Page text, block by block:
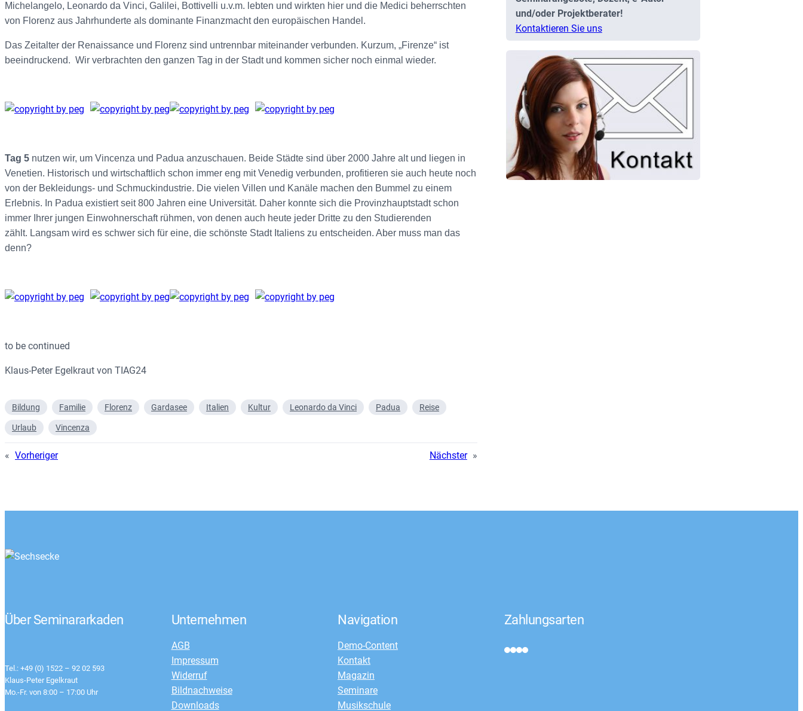
Michelangelo, Leonardo da Vinci, Galilei, Bottivelli u.v.m. lebten und wirkten hier und die Medici beherrschten
von Florenz aus Jahrhunderte als dominante Finanzmacht den europäischen Handel.
Das Zeitalter der Renaissance und Florenz sind untrennbar miteinander verbunden. Kurzum, „Firenze“ ist
beeindruckend. Wir verbrachten den ganzen Tag in der Stadt und kommen sicher noch einmal wieder.
Tag 5 nutzen wir, um Vincenza und Padua anzuschauen. Beide Städte sind über 2000 Jahre alt und liegen in
Venetien. Historisch und wirtschaftlich schon immer eng mit Venedig verbunden, profitieren sie auch heute noch
von der Bekleidungs- und Schmuckindustrie. Die vielen Villen und Kanäle machen den Bummel zu einem
Erlebnis. In Padua existiert seit 800 Jahren eine Universität. Daher konnte sich die Provinzhauptstadt schon
immer Ihrer jungen Einwohnerschaft rühmen, von denen auch heute jeder Dritte zu den Studierenden
zählt. Langsam wird es schwer sich für eine, die schönste Stadt Italiens zu entscheiden. Aber muss man das
denn?
to be continued
Klaus-Peter Egelkraut von TIAG24
Bildung Familie Florenz Gardasee Italien Kultur Leonardo da Vinci Padua Reise
Urlaub Vincenza
« Vorheriger Nächster »
und/oder Projektberater!
Kontaktieren Sie uns
Über Seminararkaden
Tel.: +49 (0) 1522 – 92 02 593
Klaus-Peter Egelkraut
Mo.-Fr. von 8:00 – 17:00 Uhr
Unternehmen
AGB
Impressum
Widerruf
Bildnachweise
Downloads
Navigation
Demo-Content
Kontakt
Magazin
Seminare
Musikschule
Zahlungsarten